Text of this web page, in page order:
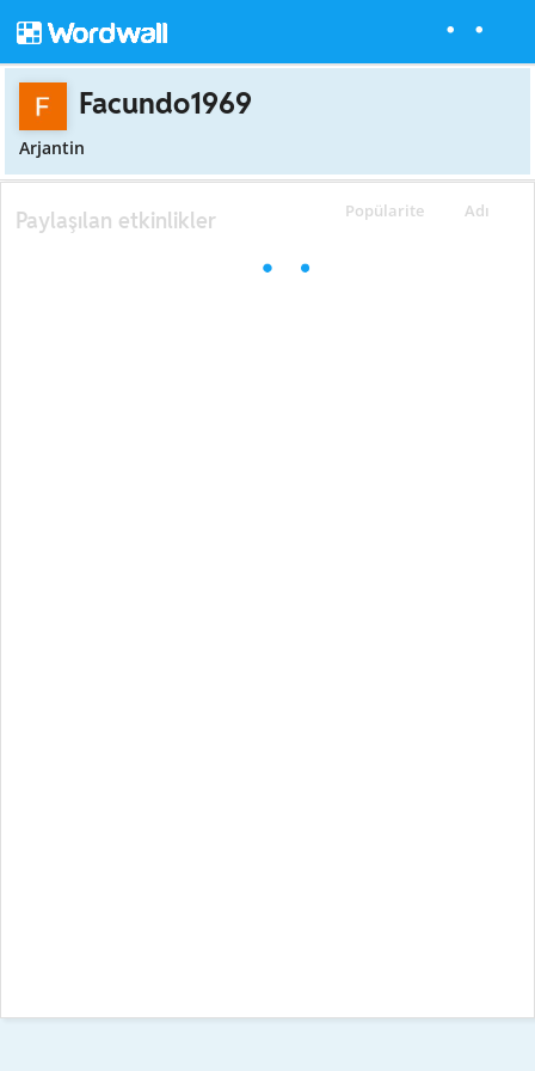
Facundo1969
Arjantin
Popülarite Adı
Paylaşılan etkinlikler